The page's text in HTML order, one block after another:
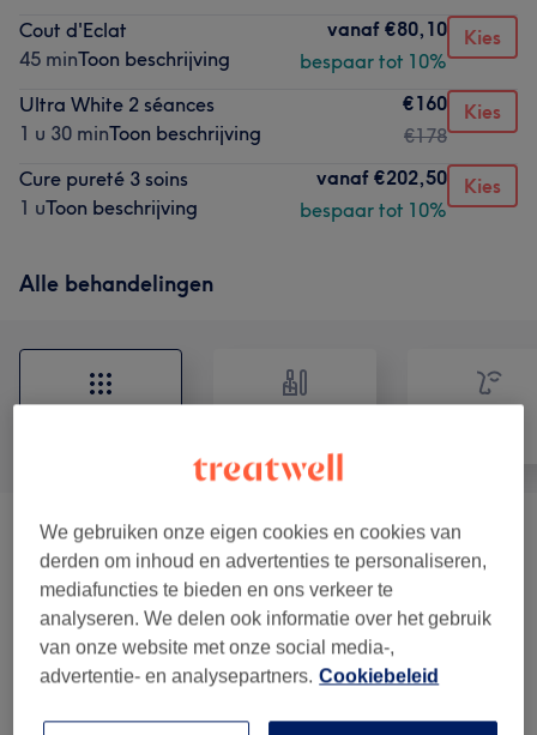
Cout d'Eclat
45 minToon beschrijving
vanaf €80,10
bespaar tot 10%
Kies
Ultra White 2 séances
1 u 30 minToon beschrijving
€160
€178
Kies
Cure pureté 3 soins
1 uToon beschrijving
vanaf €202,50
bespaar tot 10%
Kies
Alle behandelingen
Soin Du Visage (8) vanaf €67,50
Blanchiment Dentaire (3) vanaf €80,10
Massages (3)
Pédicure (2) vanaf €45
We gebruiken onze eigen cookies en cookies van
derden om inhoud en advertenties te personaliseren,
mediafuncties te bieden en ons verkeer te
analyseren. We delen ook informatie over het gebruik
van onze website met onze social media-,
advertentie- en analysepartners. Cookiebeleid